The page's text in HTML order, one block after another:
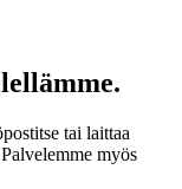
tai laittaa
myös